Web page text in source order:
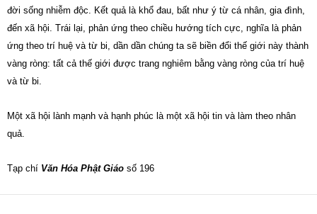
đời sống nhiễm độc. Kết quả là khổ đau, bất như ý từ cá nhân, gia đình,
đến xã hội. Trái lại, phản ứng theo chiều hướng tích cực, nghĩa là phản
ứng theo trí huệ và từ bi, dần dần chúng ta sẽ biền đổi thế giới này thành
vàng ròng: tất cả thế giới được trang nghiêm bằng vàng ròng của trí huệ
và từ bi.
Một xã hội lành mạnh và hạnh phúc là một xã hội tin và làm theo nhân
quả.
Tạp chí Văn Hóa Phật Giáo số 196